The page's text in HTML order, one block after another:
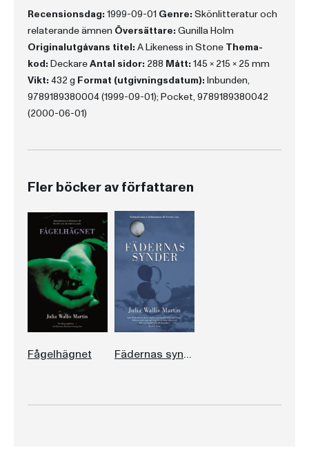
Recensionsdag: 1999-09-01 Genre: Skönlitteratur och
relaterande ämnen Översättare: Gunilla Holm
Originalutgåvans titel: A Likeness in Stone Thema-
kod: DeckareAntal sidor: 288 Mått: 145 x 215 x 25 mm
Vikt: 432 g Format (utgivningsdatum): Inbunden,
9789189380004 (1999-09-01); Pocket, 9789189380042
(2000-06-01)
Fler böcker av författaren
Fågelhägnet Fädernas synder